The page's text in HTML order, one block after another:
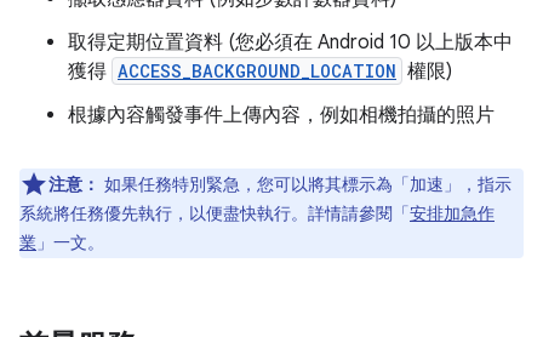
取得定期位置資料 (您必須在 Android 10 以上版本中
獲得 ACCESS_BACKGROUND_LOCATION 權限)
根據內容觸發事件上傳內容，例如相機拍攝的照片
注意： 如果任務特別緊急，您可以將其標示為「加速」
，指示
系統將任務優先執行，以便盡快執行。詳情請參閱「安排加急作
業 」一文。